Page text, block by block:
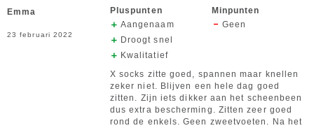
Emma
23 februari 2022
Pluspunten
Aangenaam
Droogt snel
Kwalitatief
Minpunten
Geen
X socks zitte goed, spannen maar knellen
zeker niet. Blijven een hele dag goed
zitten. Zijn iets dikker aan het scheenbeen
dus extra bescherming. Zitten zeer goed
rond de enkels. Geen zweetvoeten. Na het